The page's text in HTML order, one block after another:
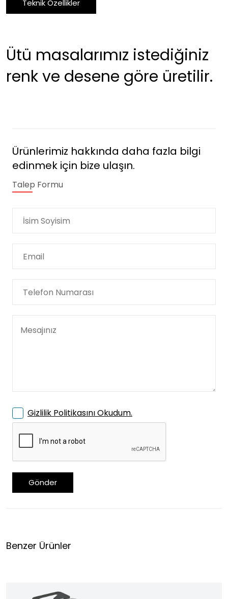
Teknik Özellikler
Ütü masalarımız istediğiniz
renk ve desene göre üretilir.
Ürünlerimiz hakkında daha fazla bilgi
edinmek için bize ulaşın.
Talep Formu
Gizlilik Politikasını Okudum.
Gönder
Benzer Ürünler